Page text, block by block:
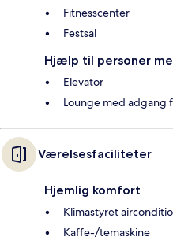
Fitnesscenter
Festsal
Hjælp til personer
Elevator
Lounge med adgang
Værelsesfaciliteter
Hjemlig komfort
Klimastyret
Kaffe-/temaskine